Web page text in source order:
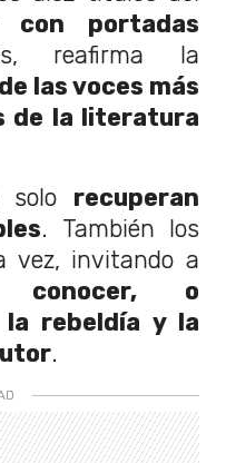
portadas
reafirma la
las voces más
de la literatura
solo recuperan
. También los
vez, invitando a
o
rebeldía y la
.